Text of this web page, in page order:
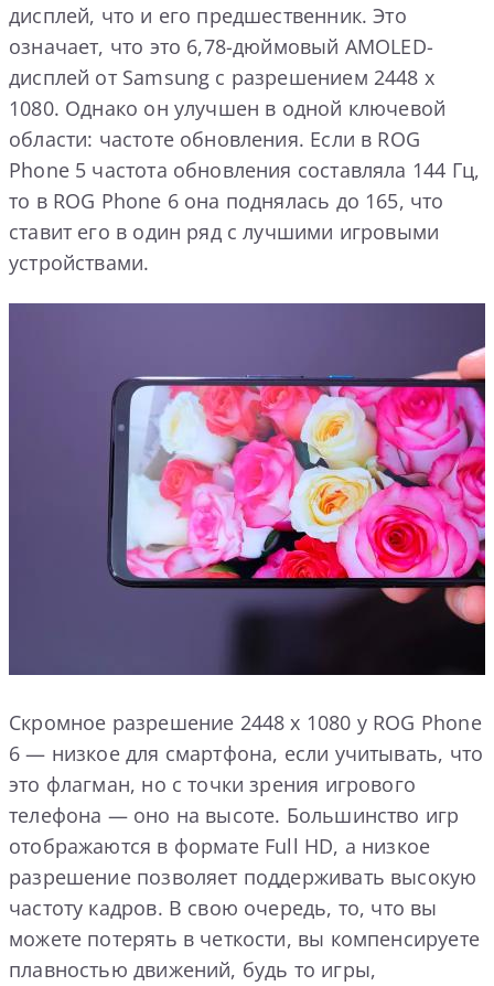
дисплей, что и его предшественник. Это
означает, что это 6,78-дюймовый AMOLED-
дисплей от Samsung с разрешением 2448 x
1080. Однако он улучшен в одной ключевой
области: частоте обновления. Если в ROG
Phone 5 частота обновления составляла 144 Гц,
то в ROG Phone 6 она поднялась до 165, что
ставит его в один ряд с лучшими игровыми
устройствами.
Скромное разрешение 2448 x 1080 у ROG Phone
6 — низкое для смартфона, если учитывать, что
это флагман, но с точки зрения игрового
телефона — оно на высоте. Большинство игр
отображаются в формате Full HD, а низкое
разрешение позволяет поддерживать высокую
частоту кадров. В свою очередь, то, что вы
можете потерять в четкости, вы компенсируете
плавностью движений, будь то игры,